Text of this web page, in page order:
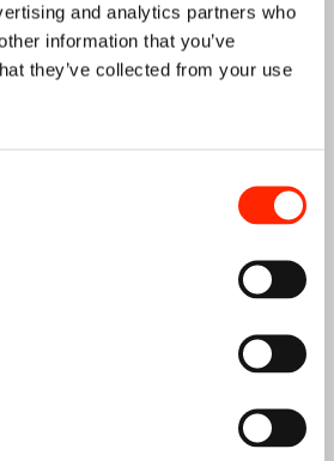
and analytics partners who
information that you’ve
they’ve collected from your use